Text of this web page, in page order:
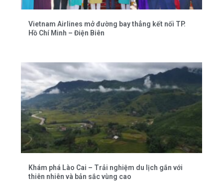
Vietnam Airlines mở đường bay thẳng kết nối TP.
Hồ Chí Minh – Điện Biên
Khám phá Lào Cai – Trải nghiệm du lịch gắn với
thiên nhiên và bản sắc vùng cao